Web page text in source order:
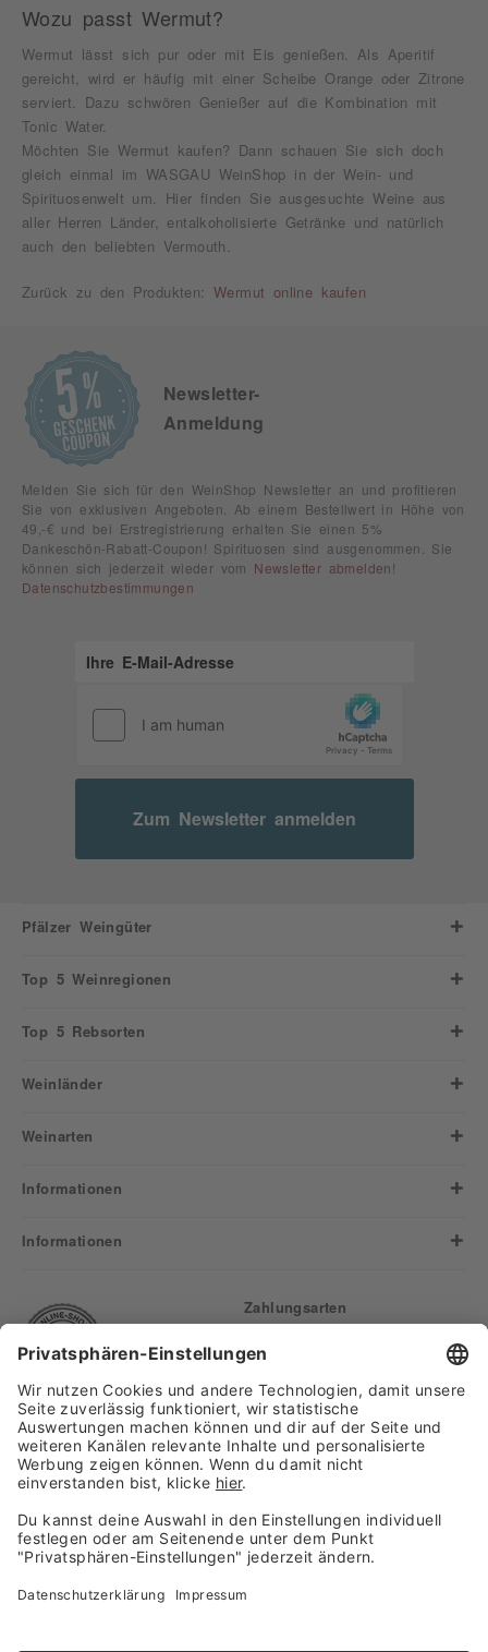
Wozu passt Wermut?
Wermut lässt sich pur oder mit Eis genießen. Als Aperitif
gereicht, wird er häufig mit einer Scheibe Orange oder Zitrone
serviert. Dazu schwören Genießer auf die Kombination mit
Tonic Water.
Möchten Sie Wermut kaufen? Dann schauen Sie sich doch
gleich einmal im WASGAU WeinShop in der Wein- und
Spirituosenwelt um. Hier finden Sie ausgesuchte Weine aus
aller Herren Länder, entalkoholisierte Getränke und natürlich
auch den beliebten Vermouth.
Zurück zu den Produkten:Wermut online kaufen
Newsletter-
Anmeldung
Melden Sie sich für den WeinShop Newsletter an und profitieren
Sie von exklusiven Angeboten. Ab einem Bestellwert in Höhe von
49,-€ und bei Erstregistrierung erhalten Sie einen 5%
Dankeschön-Rabatt-Coupon! Spirituosen sind ausgenommen. Sie
können sich jederzeit wieder vom Newsletter abmelden !
Datenschutzbestimmungen
Zum Newsletter anmelden
Pfälzer Weingüter
Top 5 Weinregionen
Top 5 Rebsorten
Weinländer
Weinarten
Informationen
Informationen
Versand
Zahlungsarten
Finden Sie uns auf:
Copyright 2026, WASGAU C+C